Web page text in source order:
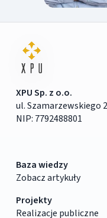
XPU Sp. z o.o.
ul. Szamarzewskiego
NIP: 7792488801
Baza wiedzy
Zobacz artykuły
Projekty
Realizacje publiczne